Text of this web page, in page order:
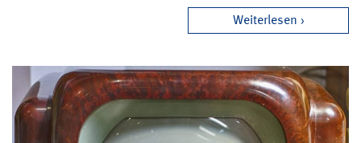
Weiterlesen